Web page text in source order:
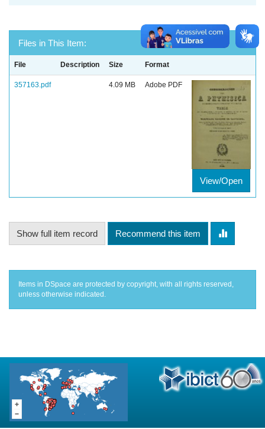
Files in This Item:
File Description Size Format
357163.pdf 4.09 MB Adobe PDF
View/Open
Show full item record Recommend this item
Items in DSpace are protected by copyright, with all rights reserved,
unless otherwise indicated.